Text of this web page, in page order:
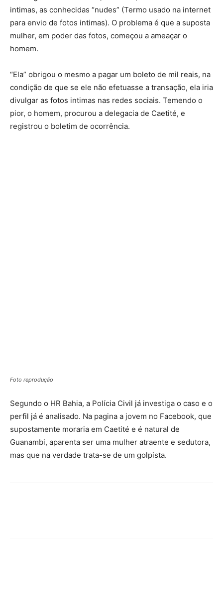
intimas, as conhecidas “nudes” (Termo usado na internet
para envio de fotos intimas). O problema é que a suposta
mulher, em poder das fotos, começou a ameaçar o
homem.
“Ela” obrigou o mesmo a pagar um boleto de mil reais, na
condição de que se ele não efetuasse a transação, ela iria
divulgar as fotos intimas nas redes sociais. Temendo o
pior, o homem, procurou a delegacia de Caetité, e
registrou o boletim de ocorrência.
Foto reprodução
Segundo o HR Bahia, a Polícia Civil já investiga o caso e o
perfil já é analisado. Na pagina a jovem no Facebook, que
supostamente moraria em Caetité e é natural de
Guanambi, aparenta ser uma mulher atraente e sedutora,
mas que na verdade trata-se de um golpista.